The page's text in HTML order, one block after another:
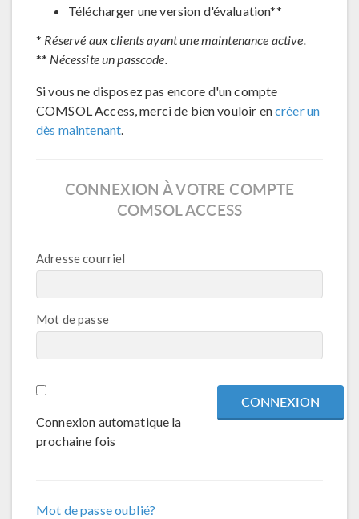
Télécharger une version d'évaluation**
* Réservé aux clients ayant une maintenance active.
** Nécessite un passcode.
Si vous ne disposez pas encore d'un compte
COMSOL Access, merci de bien vouloir encréer un
dès maintenant.
CONNEXION À VOTRE COMPTE
COMSOL ACCESS
Adresse courriel
Mot de passe
Connexion automatique la
prochaine fois
Mot de passe oublié?